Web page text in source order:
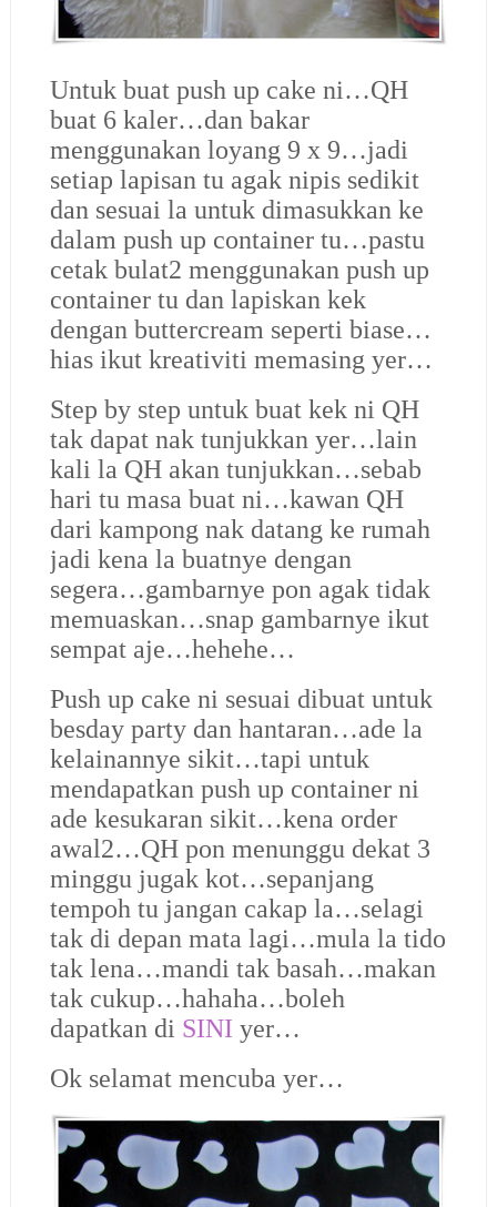
Untuk buat push up cake ni…QH
buat 6 kaler…dan bakar
menggunakan loyang 9 x 9…jadi
setiap lapisan tu agak nipis sedikit
dan sesuai la untuk dimasukkan ke
dalam push up container tu…pastu
cetak bulat2 menggunakan push up
container tu dan lapiskan kek
dengan buttercream seperti biase…
hias ikut kreativiti memasing yer…
Step by step untuk buat kek ni QH
tak dapat nak tunjukkan yer…lain
kali la QH akan tunjukkan…sebab
hari tu masa buat ni…kawan QH
dari kampong nak datang ke rumah
jadi kena la buatnye dengan
segera…gambarnye pon agak tidak
memuaskan…snap gambarnye ikut
sempat aje…hehehe…
Push up cake ni sesuai dibuat untuk
besday party dan hantaran…ade la
kelainannye sikit…tapi untuk
mendapatkan push up container ni
ade kesukaran sikit…kena order
awal2…QH pon menunggu dekat 3
minggu jugak kot…sepanjang
tempoh tu jangan cakap la…selagi
tak di depan mata lagi…mula la tido
tak lena…mandi tak basah…makan
tak cukup…hahaha…boleh
dapatkan di SINI yer…
Ok selamat mencuba yer…